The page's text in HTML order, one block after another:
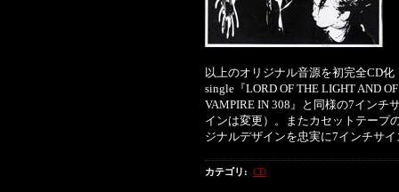
以上のオリジナル音源を初完全CD
single『LORD OF THE LIGHT AND
VAMPIRE IN 308』と同様の7インチ
インは変更）。またカセットテープ
ジナルデザインを忠実に7インチサ
カテゴリ : CD